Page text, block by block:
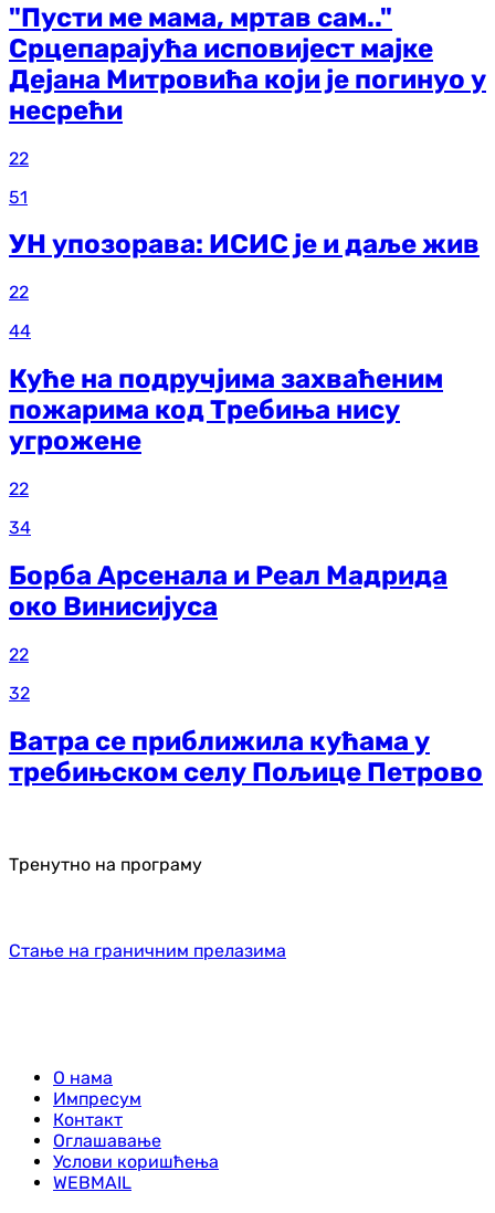
"Пусти ме мама, мртав сам.."
Срцепарајућа исповијест мајке
Дејана Митровића који је погинуо у
несрећи
22
51
УН упозорава: ИСИС је и даље жив
22
44
Куће на подручјима захваћеним
пожарима код Требиња нису
угрожене
22
34
Борба Арсенала и Реал Мадрида
око Винисијуса
22
32
Ватра се приближила кућама у
требињском селу Пољице Петрово
Тренутно на програму
Стање на граничним прелазима
О нама
Импресум
Контакт
Оглашавање
Услови коришћења
WEBMAIL